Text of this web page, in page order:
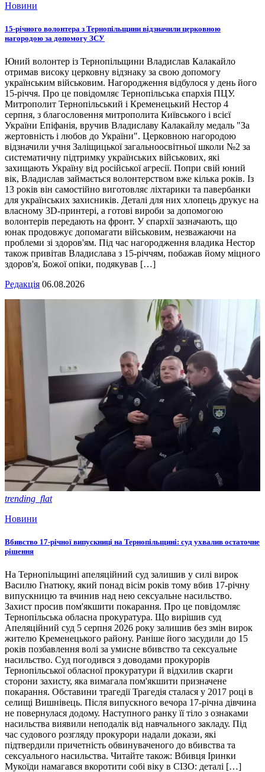
Новини
15-річного волонтера з Тернопільщини відзначили церковною
нагородою за допомогу ЗСУ
Юний волонтер із Тернопільщини Владислав Калакайло
отримав високу церковну відзнаку за свою допомогу
українським військовим. Нагородження відбулося у день його
15-річчя. Про це повідомляє Тернопільська єпархія ПЦУ.
Митрополит Тернопільський і Кременецький Нестор 4
серпня, з благословення митрополита Київського і всієї
України Епіфанія, вручив Владиславу Калакайлу медаль "За
жертовність і любов до України". Церковною нагородою
відзначили учня Заліщицької загальноосвітньої школи №2 за
систематичну підтримку українських військових, які
захищають Україну від російської агресії. Попри свій юний
вік, Владислав займається волонтерством вже кілька років. Із
13 років він самостійно виготовляє ліхтарики та павербанки
для українських захисників. Деталі для них хлопець друкує на
власному 3D-принтері, а готові вироби за допомогою
волонтерів передають на фронт. У єпархії зазначають, що
юнак продовжує допомагати військовим, незважаючи на
проблеми зі здоров'ям. Під час нагородження владика Нестор
також привітав Владислава з 15-річчям, побажав йому міцного
здоров'я, Божої опіки, подякував […]
Редакція 06.08.2026
trending_flat
Новини
Вбивство 17-річної випускниці на Тернопільщині: суд ухвалив остаточне
рішення
На Тернопільщині апеляційний суд залишив у силі вирок
Василю Гнатюку, який понад вісім років тому вбив 17-річну
випускницю та вчинив над нею сексуальне насильство.
Захист просив пом'якшити покарання. Про це повідомляє
Тернопільська обласна прокуратура. Що вирішив суд
Апеляційний суд 5 серпня 2026 року залишив без змін вирок
жителю Кременецького району. Раніше його засудили до 15
років позбавлення волі за умисне вбивство та сексуальне
насильство. Суд погодився з доводами прокурорів
Тернопільської обласної прокуратури й відхилив скарги
сторони захисту, яка вимагала пом'якшити призначене
покарання. Обставини трагедії Трагедія сталася у 2017 році в
селищі Вишнівець. Після випускного вечора 17-річна дівчина
не повернулася додому. Наступного ранку її тіло з ознаками
насильства виявили неподалік від навчального закладу. Під
час судового розгляду прокурори надали докази, які
підтвердили причетність обвинуваченого до вбивства та
сексуального насильства. Читайте також: Вбивця Іринки
Мукоїди намагався вкоротити собі віку в СІЗО: деталі […]